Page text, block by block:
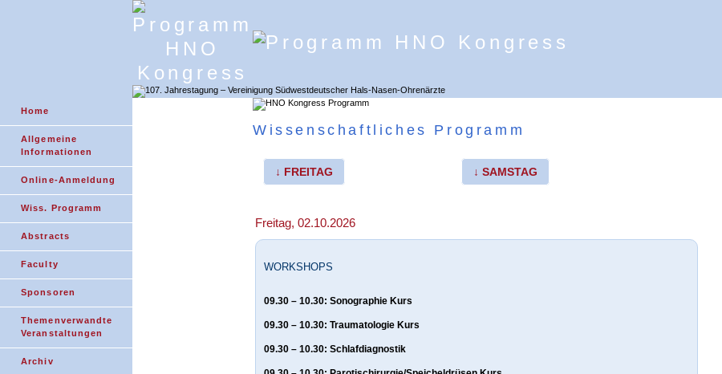
Home
Allgemeine
Informationen
Online-Anmeldung
Wiss. Programm
Abstracts
Faculty
Sponsoren
Themenverwandte
Veranstaltungen
Archiv
Wissenschaftliches Programm
↓ FREITAG ↓ SAMSTAG
Freitag, 02.10.2026
WORKSHOPS
09.30 – 10.30: Sonographie Kurs
09.30 – 10.30: Traumatologie Kurs
09.30 – 10.30: Schlafdiagnostik